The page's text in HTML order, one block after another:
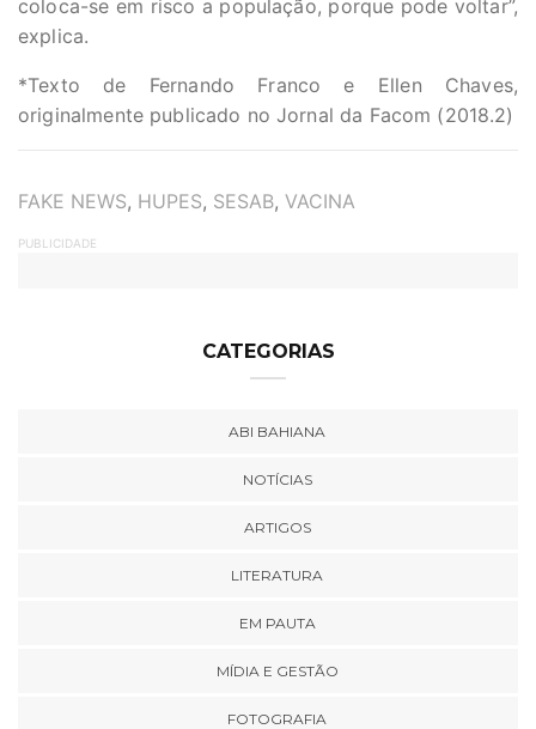
coloca-se em risco a população, porque pode voltar”,
explica.
*Texto de Fernando Franco e Ellen Chaves,
originalmente publicado no Jornal da Facom (2018.2)
TAGS
FAKE NEWS, HUPES, SESAB, VACINA
PUBLICIDADE
CATEGORIAS
ABI BAHIANA
NOTÍCIAS
ARTIGOS
LITERATURA
EM PAUTA
MÍDIA E GESTÃO
FOTOGRAFIA